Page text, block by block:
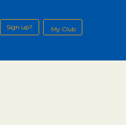
Sign up? My Club